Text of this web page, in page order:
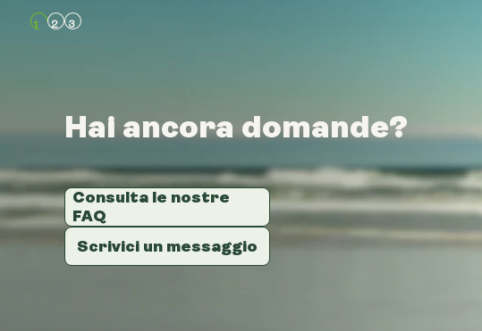
Hai ancora domande?
Consulta le nostre
FAQ
Scrivici un messaggio
Hai ancora domande?
Consulta le nostre
FAQ
Scrivici un messaggio
Hai ancora domande?
Consulta le nostre
FAQ
Scrivici un messaggio